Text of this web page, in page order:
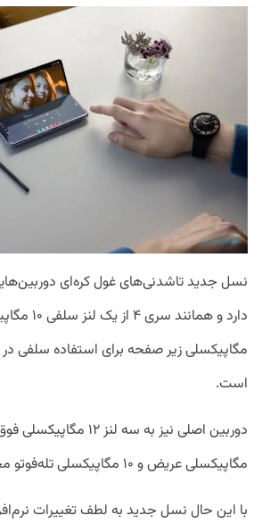
نسل جدید تاشدنی‌های غول کره‌ای
مگاپیکسلی زیر صفحه برای استفاده سلفی در
است.
مگاپیکسلی عریض و ۱۰ مگاپیکسلی تله‌فوتو مجهز است.
با این حال نسل جدید به لطف تغییرات